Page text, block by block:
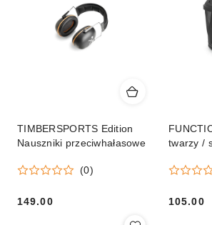
TIMBERSPORTS Edition
Nauszniki przeciwhałasowe
(0)
Cena:
149.00
twarzy /
Cena:
105.00